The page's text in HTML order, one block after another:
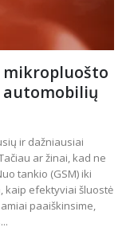
automobilių
ir dažniausiai
ar žinai, kad ne
tankio (GSM) iki
kaip efektyviai šluostė
paaiškinsime,